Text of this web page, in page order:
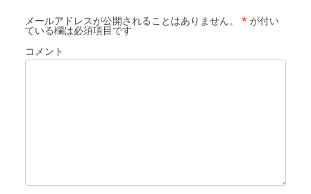
メールアドレスが公開されることはありません。 * が付い
ている欄は必須項目です
コメント